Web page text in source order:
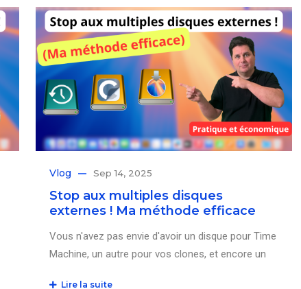
Vlog Sep 14, 2025
Stop aux multiples disques
externes ! Ma méthode efficace
Vous n'avez pas envie d'avoir un disque pour Time
Machine, un autre pour vos clones, et encore un
Lire la suite